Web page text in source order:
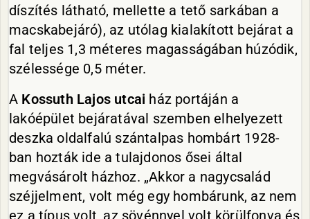
díszítés látható, mellette a tető sarkában a
macskabejáró), az utólag kialakított bejárat a
fal teljes 1,3 méteres magasságában húzódik,
szélessége 0,5 méter.
A Kossuth Lajos utcai ház portáján a
lakóépület bejáratával szemben elhelyezett
deszka oldalfalú szántalpas hombárt 1928-
ban hozták ide a tulajdonos ősei által
megvásárolt házhoz. „Akkor a nagycsalád
széjjelment, volt még egy hombárunk, az nem
ez a típus volt, az sövénnyel volt körülfonva és